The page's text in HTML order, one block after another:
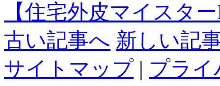
【住宅外皮マイスタ
古い記事へ 新しい記
サイトマップ | プラ